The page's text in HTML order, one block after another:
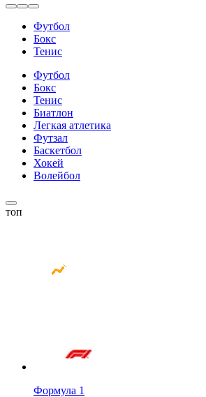
Футбол
Бокс
Тенис
Футбол
Бокс
Тенис
Биатлон
Легкая атлетика
Футзал
Баскетбол
Хокей
Волейбол
топ
Формула 1